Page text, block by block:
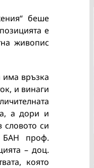
беше
е
живопис
има връзка
и винаги
а дори и
словото си
БАН проф.
– доц.
която